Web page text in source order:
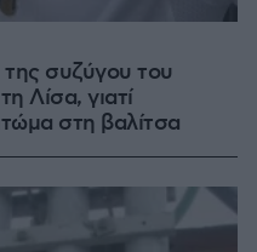
συζύγου του
Λίσα, γιατί
στη βαλίτσα